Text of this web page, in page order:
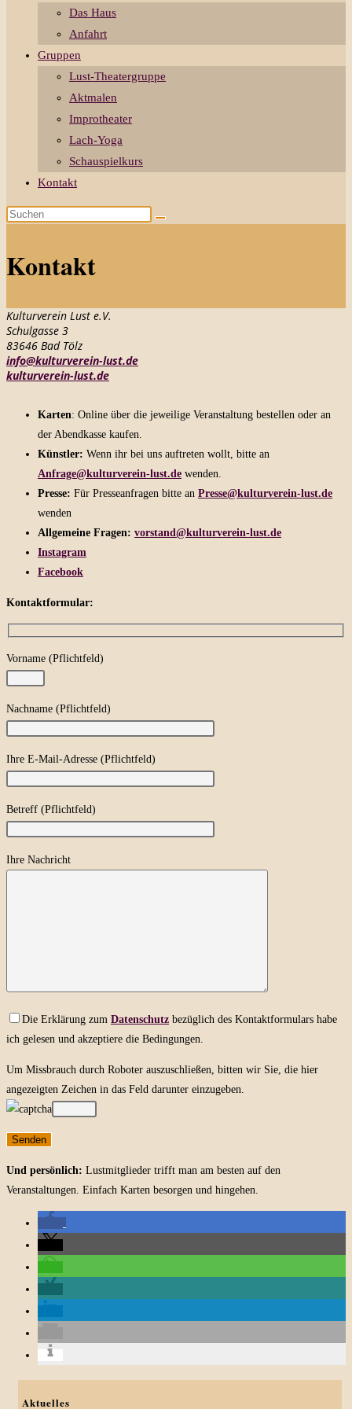
Das Haus
Anfahrt
Gruppen
Lust-Theatergruppe
Aktmalen
Improtheater
Lach-Yoga
Schauspielkurs
Kontakt
Diese
Kontakt
Kulturverein Lust e.V.
Schulgasse 3
83646 Bad Tölz
info@kulturverein-lust.de
kulturverein-lust.de
Karten: Online über die jeweilige Veranstaltung bestellen oder an
der Abendkasse kaufen.
Künstler: Wenn ihr bei uns auftreten wollt, bitte an
Anfrage@kulturverein-lust.de wenden.
Presse: Für Presseanfragen bitte an Presse@kulturverein-lust.de
wenden
Allgemeine Fragen: vorstand@kulturverein-lust.de
Instagram
Facebook
Kontaktformular:
Vorname (Pflichtfeld)
Nachname (Pflichtfeld)
Ihre E-Mail-Adresse (Pflichtfeld)
Betreff (Pflichtfeld)
Ihre Nachricht
Bitte lasse dieses Feld leer.
Bitte lasse dieses Feld leer.
Die Erklärung zum Datenschutz bezüglich des Kontaktformulars habe
ich gelesen und akzeptiere die Bedingungen.
Um Missbrauch durch Roboter auszuschließen, bitten wir Sie, die hier
angezeigten Zeichen in das Feld darunter einzugeben.
Und persönlich: Lustmitglieder trifft man am besten auf den
Veranstaltungen. Einfach Karten besorgen und hingehen.
Aktuelles